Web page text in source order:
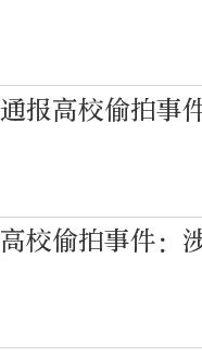
报高校偷拍事
高校偷拍事件：